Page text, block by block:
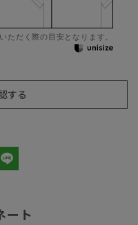
ただく際の目安となります。
ート